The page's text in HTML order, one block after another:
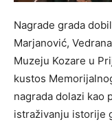
Nagrade grada
Marjanović,
Muzeju Kozare u
kustos
nagrada dolazi kao
istraživanju istorije